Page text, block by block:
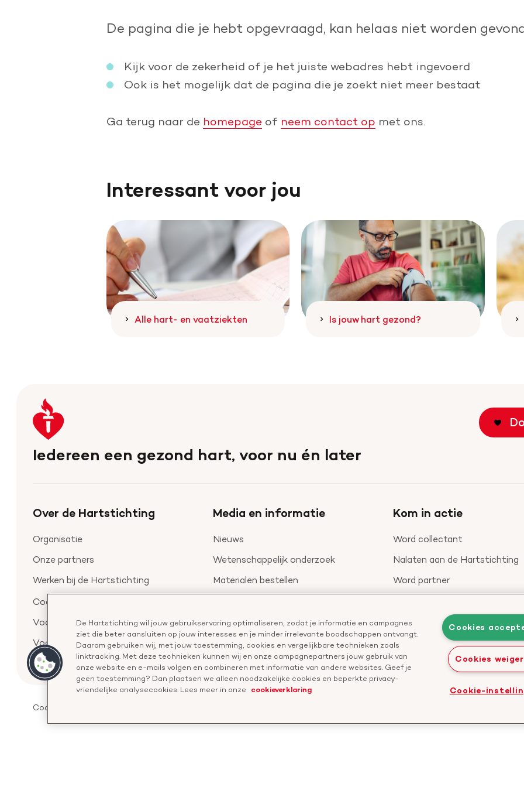
Geef periodiek Word burgerhulpverlener
De pagina die je hebt opgevraagd, kan helaas niet worden
Kijk voor de zekerheid of je het juiste webadres hebt ingevoerd
Ook is het mogelijk dat de pagina die je zoekt niet meer bestaat
Ga terug naar de homepage of neem contact op met ons.
Interessant voor jou
Alle hart- en vaatziekten Is jouw hart gezond?
Keer
terug
naar
de
Iedereen een gezond hart, voor nu én later
Over de Hartstichting
Organisatie
Onze partners
Werken bij de Hartstichting
Cookie-instellingen
Voor de pers
Voor de wetenschappers
Media en informatie
Nieuws
Wetenschappelijk onderzoek
Materialen bestellen
Kom in actie
Word collectant
Nalaten aan de Hartstichting
Word partner
Geef ter nagedachtenis
Start een actie
Cookies
De Hartstichting wil jouw gebruikservaring optimaliseren, zodat je informatie en campagnes
ziet die beter aansluiten op jouw interesses en je minder irrelevante boodschappen ontvangt.
Daarom gebruiken wij, met jouw toestemming, cookies en vergelijkbare technieken zoals
linktracking. Met deze technieken kunnen wij en onze campagnepartners jouw gebruik van
onze website en e-mails volgen en combineren met informatie van andere websites. Geef je
geen toestemming? Dan plaatsen we alleen noodzakelijke cookies en beperkte privacy-
vriendelijke analysecookies. Lees meer in onze
cookieverklaring
Cookies
Cookies
Cookie-